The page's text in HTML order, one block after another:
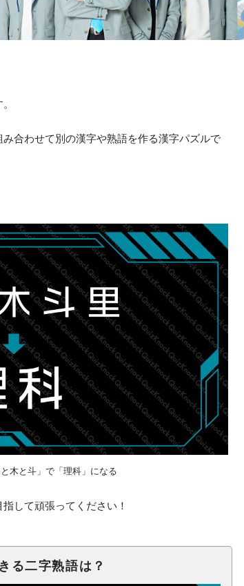
み合わせて別の漢字や熟語を作る漢字パズルで
木と斗」で「理科」になる
して頑張ってください！
る二字熟語は？